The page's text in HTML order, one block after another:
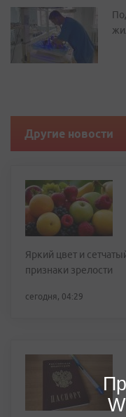
Другие новости
Яркий цвет и
признаки зрелости
сегодня, 04:29